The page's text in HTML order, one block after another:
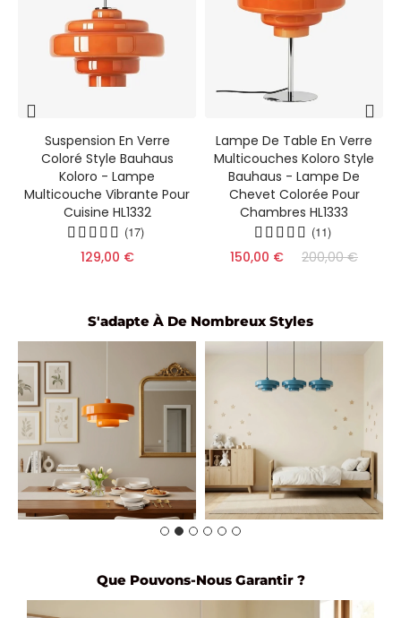
Suspension En Verre
Coloré Style Bauhaus
Koloro - Lampe
Multicouche Vibrante Pour
Cuisine HL1332
(17)
129,00 €
Lampe De Table En Verre
Multicouches Koloro Style
Bauhaus - Lampe De
Chevet Colorée Pour
Chambres HL1333
(11)
150,00 € 200,00 €
S'adapte À De Nombreux Styles
Que Pouvons-Nous Garantir ?